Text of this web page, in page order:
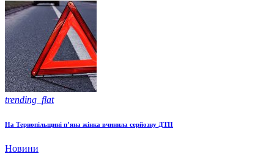
trending_flat
На Тернопільщині п’яна жінка вчинила серйозну ДТП
Новини